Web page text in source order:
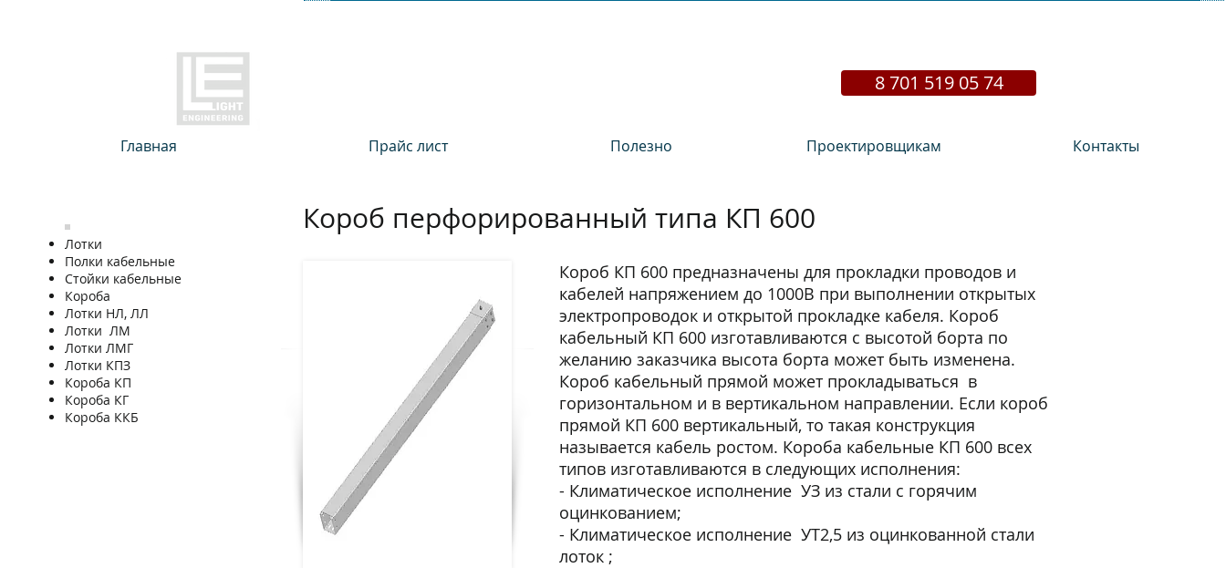
8 701 519 05 74
Главная Прайс лист Полезно Проектировщикам Контакты
Лотки
Полки кабельные
Стойки кабельные
Короба
Лотки НЛ, ЛЛ
Лотки ЛМ
Лотки ЛМГ
Лотки КПЗ
Короба КП
Короба КГ
Короба ККБ
Короб перфорированный типа КП 600
Короб КП 600 предназначены для прокладки проводов и
кабелей напряжением до 1000В при выполнении открытых
электропроводок и открытой прокладке кабеля. Короб
кабельный КП 600 изготавливаются с высотой борта по
желанию заказчика высота борта может быть изменена.
Короб кабельный прямой может прокладываться в
горизонтальном и в вертикальном направлении. Если короб
прямой КП 600 вертикальный, то такая конструкция
называется кабель ростом. Короба кабельные КП 600 всех
типов изготавливаются в следующих исполнения:
- Климатическое исполнение УЗ из стали с горячим
оцинкованием;
- Климатическое исполнение УТ2,5 из оцинкованной стали
лоток ;